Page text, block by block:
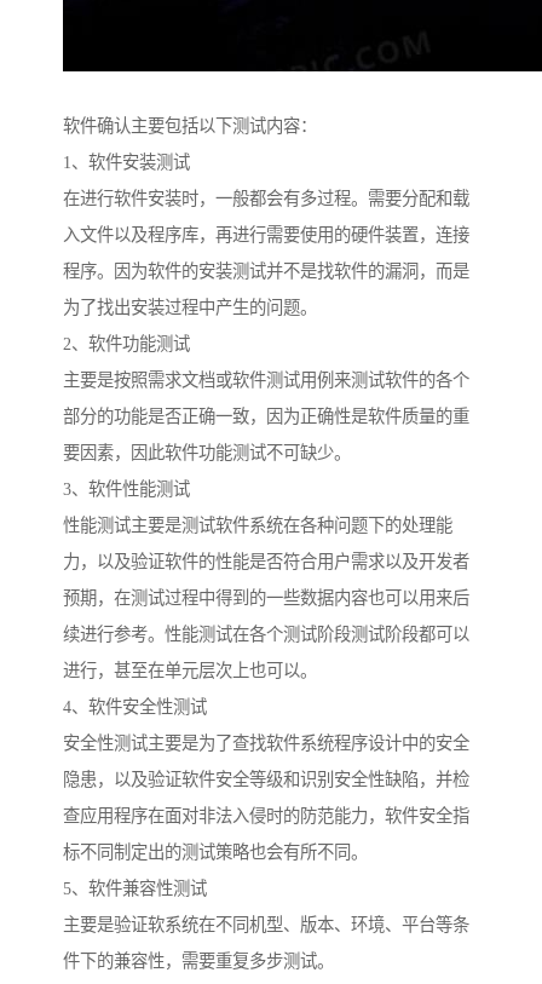
软件确认主要包括以下测试内容：
1、软件安装测试
在进行软件安装时，一般都会有多过程。需要分配和载
入文件以及程序库，再进行需要使用的硬件装置，连接
程序。因为软件的安装测试并不是找软件的漏洞，而是
为了找出安装过程中产生的问题。
2、软件功能测试
主要是按照需求文档或软件测试用例来测试软件的各个
部分的功能是否正确一致，因为正确性是软件质量的重
要因素，因此软件功能测试不可缺少。
3、软件性能测试
性能测试主要是测试软件系统在各种问题下的处理能
力，以及验证软件的性能是否符合用户需求以及开发者
预期，在测试过程中得到的一些数据内容也可以用来后
续进行参考。性能测试在各个测试阶段测试阶段都可以
进行，甚至在单元层次上也可以。
4、软件安全性测试
安全性测试主要是为了查找软件系统程序设计中的安全
隐患，以及验证软件安全等级和识别安全性缺陷，并检
查应用程序在面对非法入侵时的防范能力，软件安全指
标不同制定出的测试策略也会有所不同。
5、软件兼容性测试
主要是验证软系统在不同机型、版本、环境、平台等条
件下的兼容性，需要重复多步测试。